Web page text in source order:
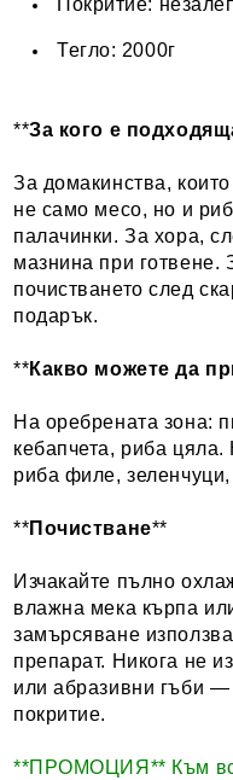
Покритие:
Тегло: 2000г
**За кого е
За домакинства,
не само месо, но и
палачинки. За хора,
мазнина при готвене.
почистването след
подарък.
**Какво можете да
На оребрената зона:
кебапчета, риба цяла.
риба филе,
**Почистване**
Изчакайте пълно
влажна мека кърпа
замърсяване
препарат. Никога не
или абразивни гъби
покритие.
**ПРОМОЦИЯ** Към